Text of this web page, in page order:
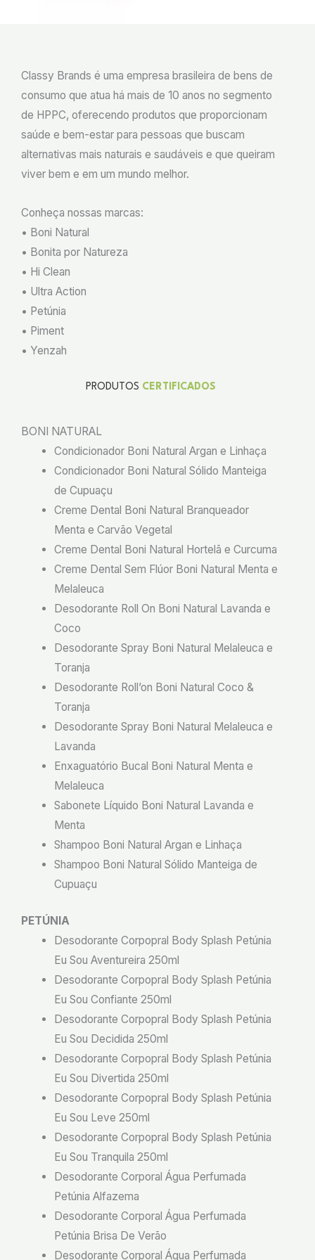
Classy Brands é uma empresa brasileira de bens de
consumo que atua há mais de 10 anos no segmento
de HPPC, oferecendo produtos que proporcionam
saúde e bem-estar para pessoas que buscam
alternativas mais naturais e saudáveis e que queiram
viver bem e em um mundo melhor.
Conheça nossas marcas:
• Boni Natural
• Bonita por Natureza
• Hi Clean
• Ultra Action
• Petúnia
• Piment
• Yenzah
PRODUTOS CERTIFICADOS
BONI NATURAL
Condicionador Boni Natural Argan e Linhaça
Condicionador Boni Natural Sólido Manteiga
de Cupuaçu
Creme Dental Boni Natural Branqueador
Menta e Carvão Vegetal
Creme Dental Boni Natural Hortelã e Curcuma
Creme Dental Sem Flúor Boni Natural Menta e
Melaleuca
Desodorante Roll On Boni Natural Lavanda e
Coco
Desodorante Spray Boni Natural Melaleuca e
Toranja
Desodorante Roll’on Boni Natural Coco &
Toranja
Desodorante Spray Boni Natural Melaleuca e
Lavanda
Enxaguatório Bucal Boni Natural Menta e
Melaleuca
Sabonete Líquido Boni Natural Lavanda e
Menta
Shampoo Boni Natural Argan e Linhaça
Shampoo Boni Natural Sólido Manteiga de
Cupuaçu
PETÚNIA
Desodorante Corpopral Body Splash Petúnia
Eu Sou Aventureira 250ml
Desodorante Corpopral Body Splash Petúnia
Eu Sou Confiante 250ml
Desodorante Corpopral Body Splash Petúnia
Eu Sou Decidida 250ml
Desodorante Corpopral Body Splash Petúnia
Eu Sou Divertida 250ml
Desodorante Corpopral Body Splash Petúnia
Eu Sou Leve 250ml
Desodorante Corpopral Body Splash Petúnia
Eu Sou Tranquila 250ml
Desodorante Corporal Água Perfumada
Petúnia Alfazema
Desodorante Corporal Água Perfumada
Petúnia Brisa De Verão
Desodorante Corporal Água Perfumada